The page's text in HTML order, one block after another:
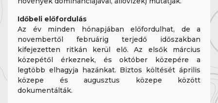
Időbeli előfordulás
Az év minden hónapjában előfordulhat, de a
novembertől februárig terjedő időszakban
kifejezetten ritkán kerül elő. Az elsők március
közepétől érkeznek, és október közepére a
legtöbb elhagyja hazánkat. Biztos költését április
közepe és augusztus közepe között
dokumentálták.